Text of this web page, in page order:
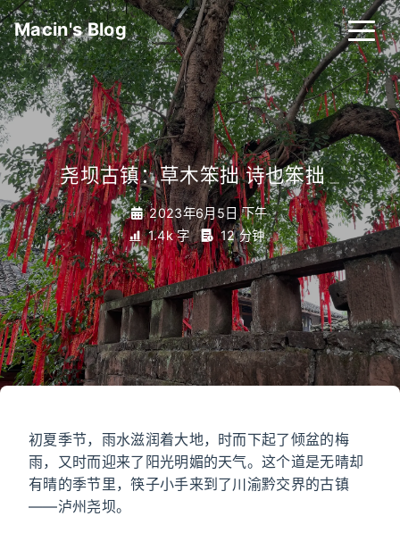
Macin's Blog
尧坝古镇：草木笨拙 诗也笨拙_
2023年6月5日 下午
1.4k 字
12 分钟
初夏季节，雨水滋润着大地，时而下起了倾盆的梅
雨，又时而迎来了阳光明媚的天气。这个道是无晴却
有晴的季节里，筷子小手来到了川渝黔交界的古镇
——泸州尧坝。